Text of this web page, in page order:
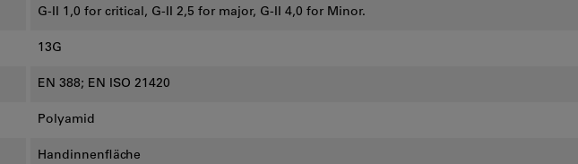
G-II 1,0 for critical, G-II 2,5 for major, G-II 4,0 for Minor.
13G
EN 388; EN ISO 21420
Polyamid
Handinnenfläche